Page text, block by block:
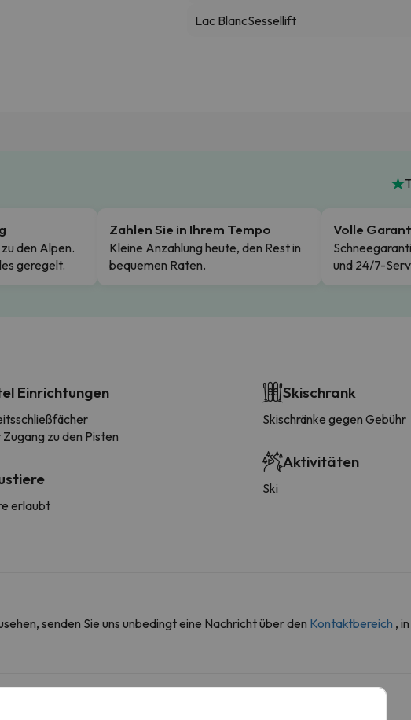
Lac BlancSessellift
den Alpen.
geregelt.
Zahlen Sie in Ihrem Tempo
Kleine Anzahlung heute, den Rest in
bequemen Raten.
Volle
und 24/7-
Einrichtungen
zu den Pisten
erlaubt
Skischrank
Skischränke gegen Gebühr
Aktivitäten
Ski
senden Sie uns unbedingt eine Nachricht über den Kontaktbereich ,